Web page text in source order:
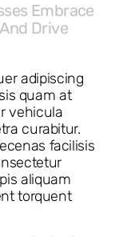
Embrace
Drive
adipiscing
quam at
vehicula
curabitur.
facilisis
aliquam
torquent